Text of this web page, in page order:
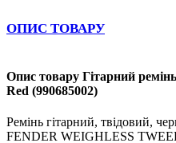
ОПИС ТОВАРУ
Опис товару Гітарний
Red (990685002)
Ремінь гітарний, твідовий,
FENDER WEIGHLESS